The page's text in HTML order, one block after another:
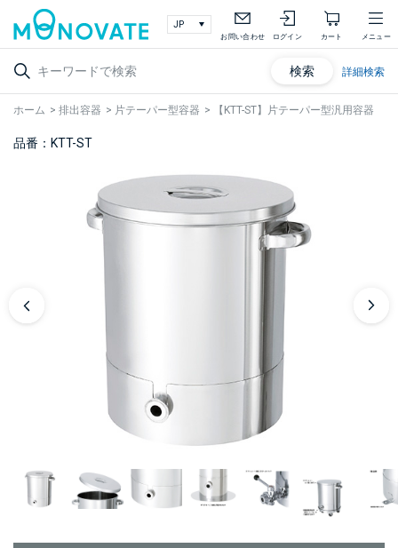
お問い合わせ ログイン カート メニュー
検索 詳細検索
ホーム > 排出容器 > 片テーパー型容器 > 【KTT-ST】片テーパー型汎用容器
品番：KTT-ST